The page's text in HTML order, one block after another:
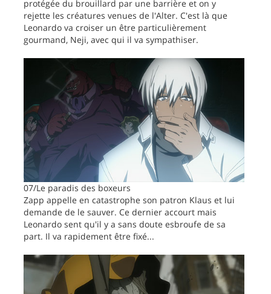
protégée du brouillard par une barrière et on y
rejette les créatures venues de l'Alter. C'est là que
Leonardo va croiser un être particulièrement
gourmand, Neji, avec qui il va sympathiser.
07/Le paradis des boxeurs
Zapp appelle en catastrophe son patron Klaus et lui
demande de le sauver. Ce dernier accourt mais
Leonardo sent qu'il y a sans doute esbroufe de sa
part. Il va rapidement être fixé...